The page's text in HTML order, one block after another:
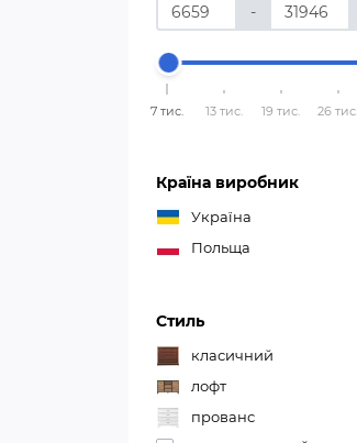
-
7 тис. 13 тис. 19 тис. 26 тис.
Країна виробник
Україна
Польща
Стиль
класичний
лофт
прованс